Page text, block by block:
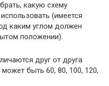
какую схему
(имеется
каким углом должен
положении).
друг от друга
быть 60, 80, 100, 120,